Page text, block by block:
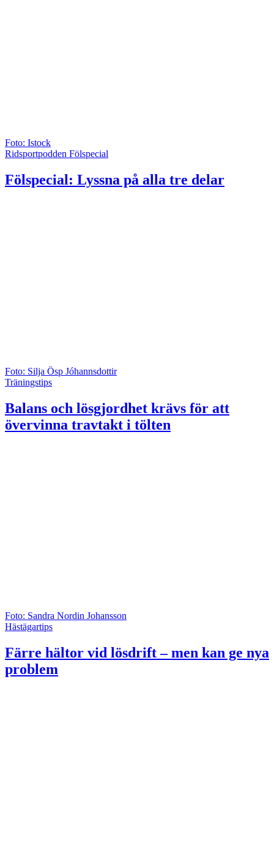
Foto: Istock
Ridsportpodden Fölspecial
Fölspecial: Lyssna på alla tre delar
Foto: Silja Ösp Jóhannsdottir
Träningstips
Balans och lösgjordhet krävs för att
övervinna travtakt i tölten
Foto: Sandra Nordin Johansson
Hästägartips
Färre hältor vid lösdrift – men kan ge nya
problem